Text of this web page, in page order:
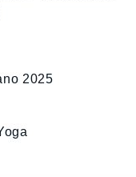
2025